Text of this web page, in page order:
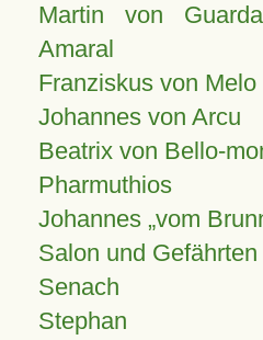
Martin von
Amaral
Franziskus von Melo
Johannes von Arcu
Beatrix von Bello-
Pharmuthios
Johannes vom
Salon und Gefährten
Senach
Stephan